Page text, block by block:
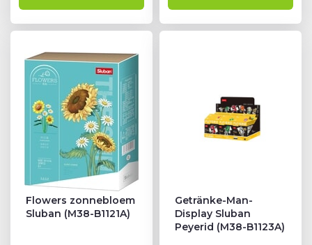
Flowers zonnebloem
Sluban (M38-B1121A)
Getränke-Man-
Display Sluban
Peyerid (M38-B1123A)